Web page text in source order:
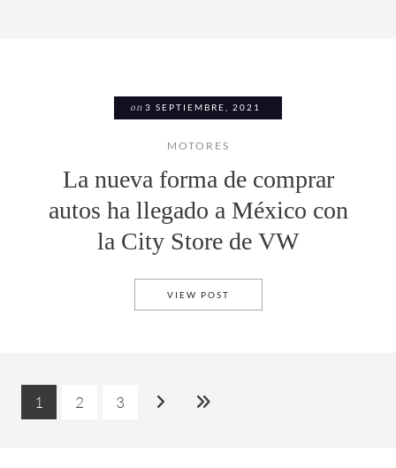
on 3 SEPTIEMBRE, 2021
MOTORES
La nueva forma de comprar
autos ha llegado a México con
la City Store de VW
VIEW POST
1 2 3